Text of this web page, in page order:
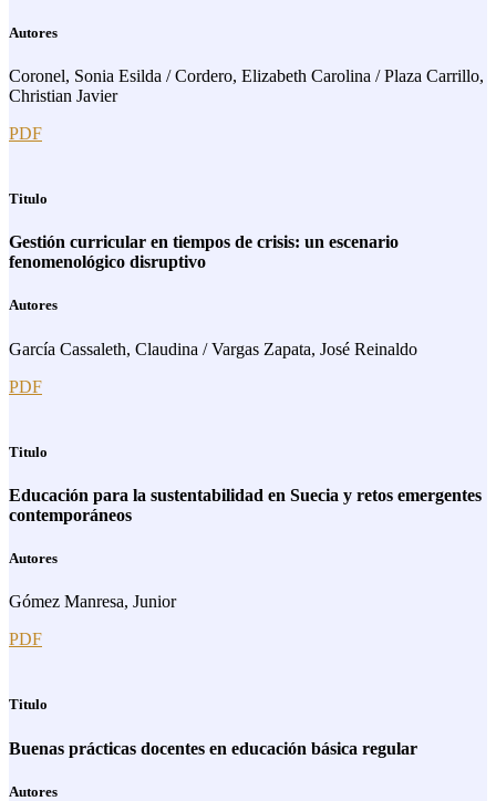
Autores
Coronel, Sonia Esilda / Cordero, Elizabeth Carolina / Plaza Carrillo,
Christian Javier
PDF
Titulo
Gestión curricular en tiempos de crisis: un escenario
fenomenológico disruptivo
Autores
García Cassaleth, Claudina / Vargas Zapata, José Reinaldo
PDF
Titulo
Educación para la sustentabilidad en Suecia y retos emergentes
contemporáneos
Autores
Gómez Manresa, Junior
PDF
Titulo
Buenas prácticas docentes en educación básica regular
Autores